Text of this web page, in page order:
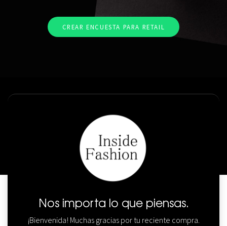
CREAR ENCUESTA PARA RETAIL
Nos importa lo que piensas.
¡Bienvenida! Muchas gracias por tu reciente compra.